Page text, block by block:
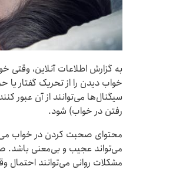
به گزارش اطلاعات آنلاین،
خواب دیدن را از تحریک گفتار
سیگنال‌ها می‌توانند از آن عبور
رفتن در خواب) شود.
محتوای صحبت کردن در خواب
می‌تواند عجیب و بی‌معنی باشد.
مشکلات روانی می‌توانند احتمال